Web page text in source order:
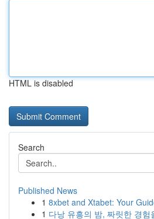
HTML is disabled
Search
Published News
1 8xbet and Xtabet: Your
1 다낭 유흥의 밤, 짜릿한 경험